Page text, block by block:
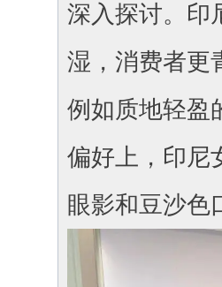
深入探讨。印
湿，消费者更
例如质地轻盈
偏好上，印尼
眼影和豆沙色